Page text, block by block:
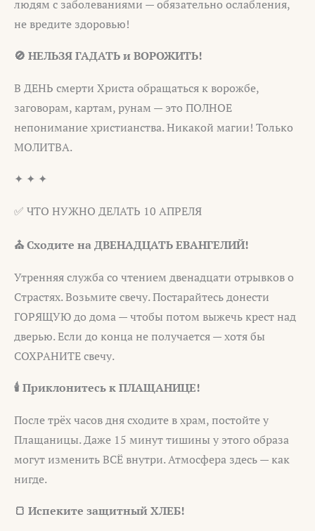
людям с заболеваниями — обязательно ослабления,
не вредите здоровью!
🚫 НЕЛЬЗЯ ГАДАТЬ и ВОРОЖИТЬ!
В ДЕНЬ смерти Христа обращаться к ворожбе,
заговорам, картам, рунам — это ПОЛНОЕ
непонимание христианства. Никакой магии! Только
МОЛИТВА.
✦ ✦ ✦
✅ ЧТО НУЖНО ДЕЛАТЬ 10 АПРЕЛЯ
⛪ Сходите на ДВЕНАДЦАТЬ ЕВАНГЕЛИЙ!
Утренняя служба со чтением двенадцати отрывков о
Страстях. Возьмите свечу. Постарайтесь донести
ГОРЯЩУЮ до дома — чтобы потом выжечь крест над
дверью. Если до конца не получается — хотя бы
СОХРАНИТЕ свечу.
🕯️ Приклонитесь к ПЛАЩАНИЦЕ!
После трёх часов дня сходите в храм, постойте у
Плащаницы. Даже 15 минут тишины у этого образа
могут изменить ВСЁ внутри. Атмосфера здесь — как
нигде.
🍞 Испеките защитный ХЛЕБ!